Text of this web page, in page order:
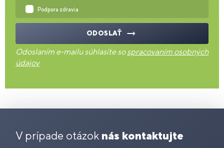
Podpora zdravia
ODOSLAŤ
Odoslaním e-mailu súhlasíte sospracovaním osobných
údajov
V prípade otázok nás kontaktujte